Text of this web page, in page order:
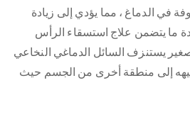
في الدماغ ، مما يؤدي إلى زيادة
ما يتضمن علاج استسقاء الرأس
يستنزف السائل الدماغي النخاعي
إلى منطقة أخرى من الجسم حيث